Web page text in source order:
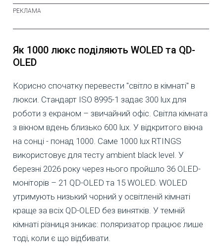
Як 1000 люкс поділяють WOLED та QD-
OLED
Корисно спочатку перевести "світло в кімнаті" в
люкси. Стандарт ISO 8995-1 задає 300 lux для
роботи з екраном – звичайний офіс. Світла кімната
з вікном вдень близько 600 lux. У відкритого вікна
на сонці - понад 1000. Саме 1000 lux RTINGS
використовує для тесту ambient black level. У
березні 2026 року через нього пройшло 36 OLED-
моніторів – 21 QD-OLED та 15 WOLED. WOLED
утримують низький чорний у освітленій кімнаті
краще за всіх QD-OLED без винятків. У темній
кімнаті різниця зникає: поляризатор працює лише
тоді, коли є що відбивати.